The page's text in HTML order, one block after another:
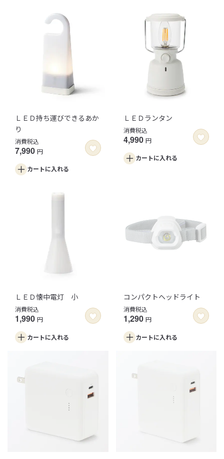
ＬＥＤ持ち運びできるあか
り
消費税込
7,990 円
カートに入れる
ＬＥＤランタン
消費税込
4,990 円
カートに入れる
ＬＥＤ懐中電灯 小
消費税込
1,990 円
カートに入れる
コンパクトヘッドライト
消費税込
1,290 円
カートに入れる